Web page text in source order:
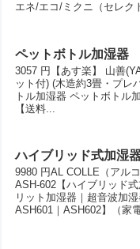
エネ/エコ/ミクニ（セレク
ペットボトル加湿器
3057 円【あす楽】 山善
ット付) (木造約3畳・プレ
トル加湿器 ペットボトル
【送料...
ハイブリッド式加湿
9980 円AL COLLE（ア
ASH-602【ハイブリッド
リット加湿器｜超音波加
ASH601｜ASH602】（家